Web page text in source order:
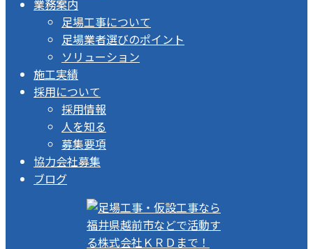
業務案内
足場工事について
足場業者選びのポイント
ソリューション
施工実績
採用について
採用情報
人を知る
募集要項
協力会社募集
ブログ